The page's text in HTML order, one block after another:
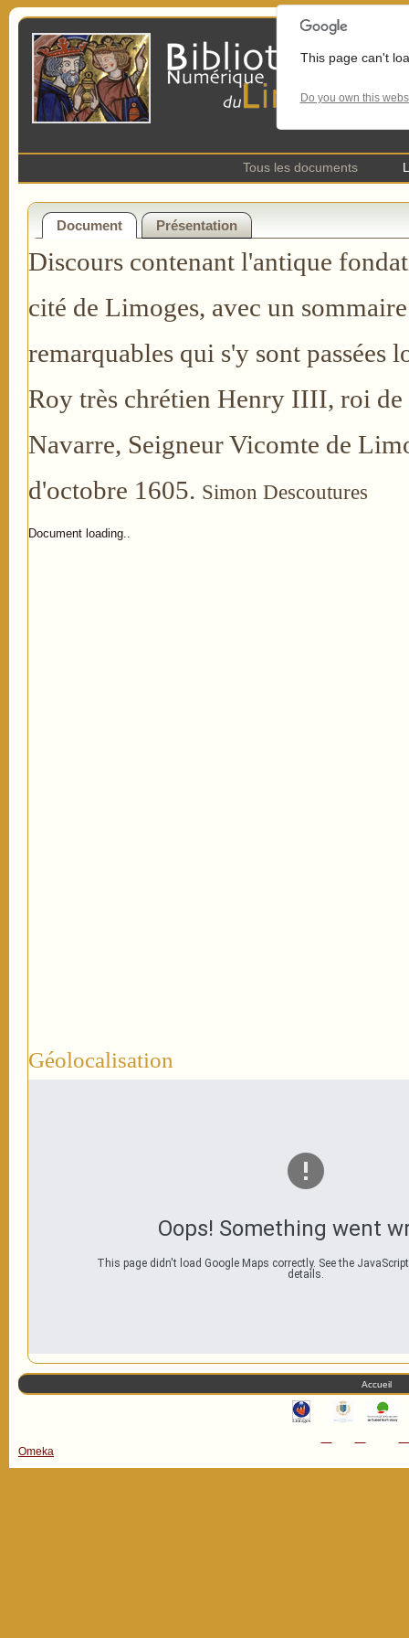
Tous les documents
Document Présentation
Discours contenant l'antique
cité de Limoges, avec un sommaire
remarquables qui s'y sont passées
Roy très chrétien Henry IIII, roi de
Navarre, Seigneur Vicomte de
d'octobre 1605. Simon Descoutures
Document loading..
Géolocalisation
Oops! Something went
This page didn't load Google Maps correctly. See the
details.
This page can't
Do you own this
Accueil
Omeka